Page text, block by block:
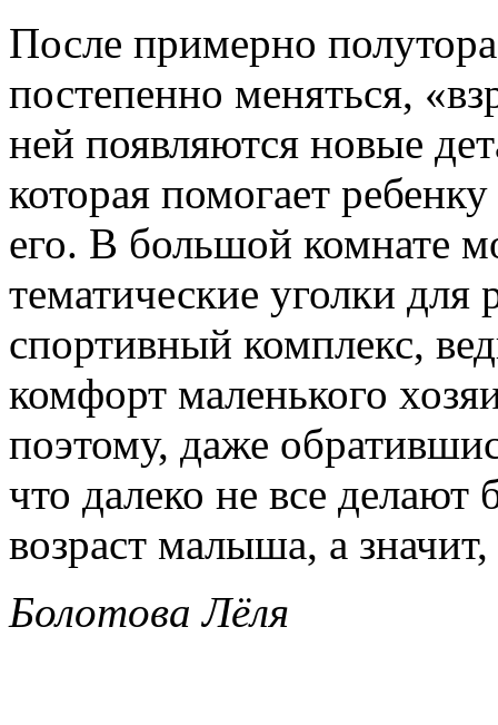
После примерно
постепенно меняться,
ней появляются новые
которая помогает
его. В большой комнате
тематические уголки для
спортивный комплекс,
комфорт маленького
поэтому, даже
что далеко не все делают
возраст малыша, а
Болотова Лёля